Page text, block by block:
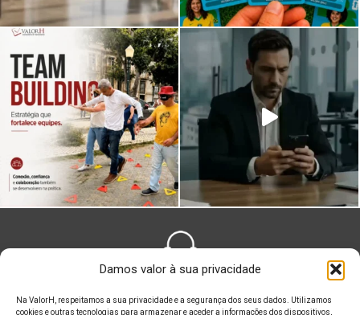
Damos valor à sua privacidade
Na ValorH, respeitamos a sua privacidade e a segurança dos seus dados. Utilizamos
cookies e outras tecnologias para armazenar e aceder a informações dos dispositivos,